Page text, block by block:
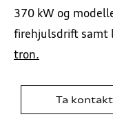
370 kW og
firehjulsdrift samt
tron.
Ta kontakt